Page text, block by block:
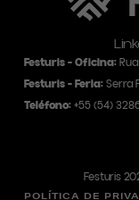
Festuris- Oficina:
Festuris - Feria:Serra
Teléfono:+55(54)
Festuris
POLÍTICA DE